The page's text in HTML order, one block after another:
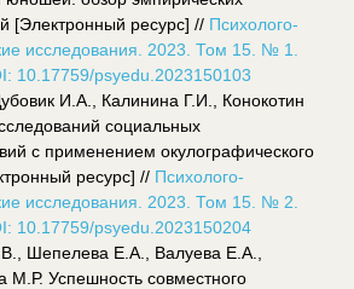
[Электронный ресурс] // Психолого-
исследования. 2023. Том 15. № 1.
10.17759/psyedu.2023150103
И.А., Калинина Г.И., Конокотин
социальных
с применением окулографического
ресурс] // Психолого-
исследования. 2023. Том 15. № 2.
10.17759/psyedu.2023150204
Шепелева Е.А., Валуева Е.А.,
М.Р. Успешность совместного